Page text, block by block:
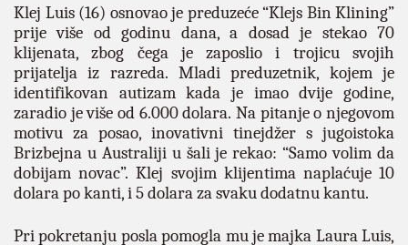
Klej Luis (16) osnovao je preduzeće “Klejs Bin Klining”
prije više od godinu dana, a dosad je stekao 70
klijenata, zbog čega je zaposlio i trojicu svojih
prijatelja iz razreda. Mladi preduzetnik, kojem je
identifikovan autizam kada je imao dvije godine,
zaradio je više od 6.000 dolara. Na pitanje o njegovom
motivu za posao, inovativni tinejdžer s jugoistoka
Brizbejna u Australiji u šali je rekao: “Samo volim da
dobijam novac”.Klej svojim klijentima naplaćuje 10
dolara po kanti, i 5 dolara za svaku dodatnu kantu.
Pri pokretanju posla pomogla mu je majka Laura Luis,